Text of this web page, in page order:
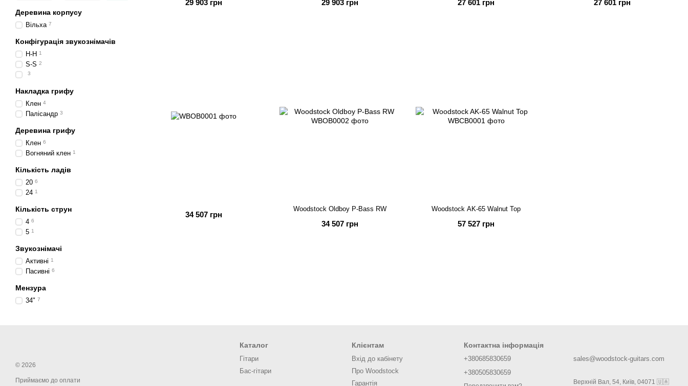
29 903 грн 29 903 грн 27 601 грн 27 601 грн
34 507 грн
Woodstock Oldboy P-Bass RW
34 507 грн
Woodstock AK-65 Walnut Top
57 527 грн
Деревина корпусу
Вільха 7
Конфігурація звукознімачів
H-H 1
S-S 2
3
Накладка грифу
Клен 4
Палісандр 3
Деревина грифу
Клен 6
Вогняний клен 1
Кількість ладів
20 6
24 1
Кількість струн
4 6
5 1
Звукознімачі
Активні 1
Пасивні 6
Мензура
34" 7
© 2026
Приймаємо до оплати
Каталог
Гітари
Бас-гітари
Клієнтам
Вхід до кабінету
Про Woodstock
Гарантія
Контактна інформація
+380685830659
+380505830659
sales@woodstock-guitars.com
Верхній Вал, 54, Київ, 04071 🇺🇦